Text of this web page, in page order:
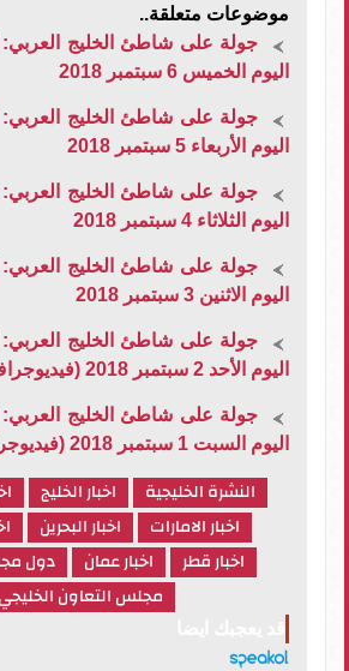
موضوعات متعلقة..
جولة على شاطئ الخليج العربي:
اليوم الخميس 6 سبتمبر 2018
جولة على شاطئ الخليج العربي:
اليوم الأربعاء 5 سبتمبر 2018
جولة على شاطئ الخليج العربي:
اليوم الثلاثاء 4 سبتمبر 2018
جولة على شاطئ الخليج العربي:
اليوم الاثنين 3 سبتمبر 2018
جولة على شاطئ الخليج العربي:
اليوم الأحد 2 سبتمبر 2018 (فيديوجراف)
جولة على شاطئ الخليج العربي:
اليوم السبت 1 سبتمبر 2018 (فيديوجراف)
النشرة الخليجية اخبار الخليج
اخبار الامارات
اخبار البحرين
اخبار قطر
اخبار عمان
دول
مجلس التعاون الخليجي